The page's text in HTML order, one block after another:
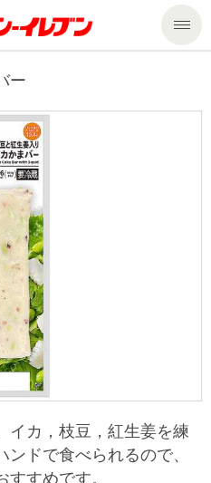
プ
の重点課題
物件募集・購入
ー
イカ，枝豆，紅生姜を練
ドで食べられるので、
すめです。